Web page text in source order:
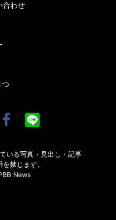
合わせ
つ
いる写真・見出し・記事
禁じます。
News